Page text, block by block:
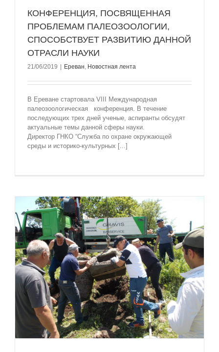
КОНФЕРЕНЦИЯ, ПОСВЯЩЕННАЯ
ПРОБЛЕМАМ ПАЛЕОЗООЛОГИИ,
СПОСОБСТВУЕТ РАЗВИТИЮ ДАННОЙ
ОТРАСЛИ НАУКИ
21/06/2019 Ереван, Новостная лента
В Ереване стартовала VIII Международная
палеозоологическая конференция. В течение
последующих трех дней ученые, аспиранты обсудят
актуальные темы данной сферы науки.
Директор ГНКО “Служба по охране окружающей
среды и историко-культурных [...]